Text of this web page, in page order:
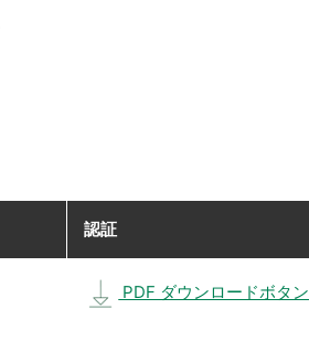
認証
PDF ダウンロードボタン